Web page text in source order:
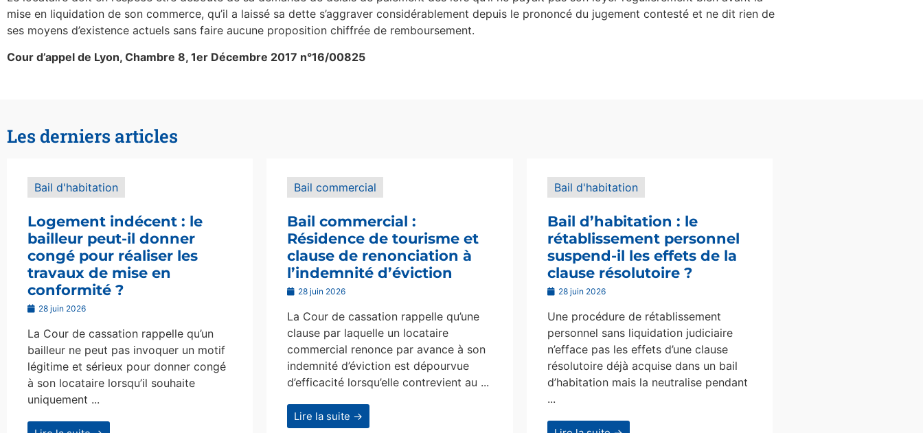
mise en liquidation de son commerce, qu’il a laissé sa dette s’aggraver considérablement depuis le prononcé du jugement contesté et ne dit rien de
ses moyens d’existence actuels sans faire aucune proposition chiffrée de remboursement.
Cour d’appel de Lyon, Chambre 8, 1er Décembre 2017 n°16/00825
Les derniers articles
Bail d'habitation
Logement indécent : le
bailleur peut-il donner
congé pour réaliser les
travaux de mise en
conformité ?
28 juin 2026
La Cour de cassation rappelle qu’un
bailleur ne peut pas invoquer un motif
légitime et sérieux pour donner congé
à son locataire lorsqu’il souhaite
uniquement ...
Bail commercial
Bail commercial :
Résidence de tourisme et
clause de renonciation à
l’indemnité d’éviction
28 juin 2026
La Cour de cassation rappelle qu’une
clause par laquelle un locataire
commercial renonce par avance à son
indemnité d’éviction est dépourvue
d’efficacité lorsqu’elle contrevient au ...
Lire la suite →
Bail d'habitation
Bail d’habitation : le
rétablissement personnel
suspend-il les effets de la
clause résolutoire ?
28 juin 2026
Une procédure de rétablissement
personnel sans liquidation judiciaire
n’efface pas les effets d’une clause
résolutoire déjà acquise dans un bail
d’habitation mais la neutralise pendant
...